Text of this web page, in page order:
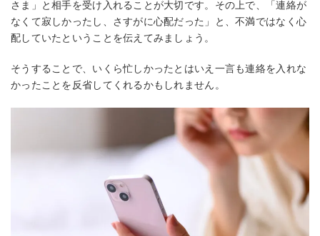
さま」と相手を受け入れることが大切です。その上で、「連絡が
なくて寂しかったし、さすがに心配だった」と、不満ではなく心
配していたということを伝えてみましょう。
そうすることで、いくら忙しかったとはいえ一言も連絡を入れな
かったことを反省してくれるかもしれません。